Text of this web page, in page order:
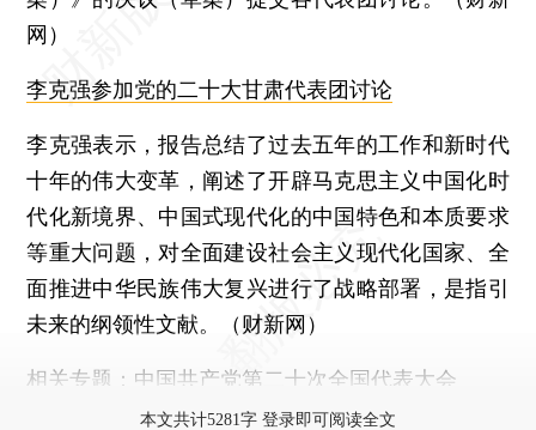
网）
李克强参加党的二十大甘肃代表团讨论
李克强表示，报告总结了过去五年的工作和新时代
十年的伟大变革，阐述了开辟马克思主义中国化时
代化新境界、中国式现代化的中国特色和本质要求
等重大问题，对全面建设社会主义现代化国家、全
面推进中华民族伟大复兴进行了战略部署，是指引
未来的纲领性文献。（财新网）
相关专题： 中国共产党第二十次全国代表大会
本文共计5281字 登录即可阅读全文